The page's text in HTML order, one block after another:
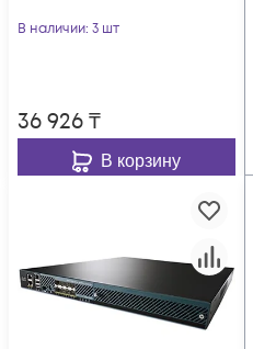
В наличии: 3 шт
36 926₸
В корзину